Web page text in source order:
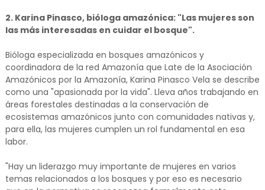
2. Karina Pinasco, bióloga amazónica: "Las mujeres son
las más interesadas en cuidar el bosque".
Bióloga especializada en bosques amazónicos y
coordinadora de la red Amazonía que Late de la Asociación
Amazónicos por la Amazonía, Karina Pinasco Vela se describe
como una "apasionada por la vida". Lleva años trabajando en
áreas forestales destinadas a la conservación de
ecosistemas amazónicos junto con comunidades nativas y,
para ella, las mujeres cumplen un rol fundamental en esa
labor.
"Hay un liderazgo muy importante de mujeres en varios
temas relacionados a los bosques y por eso es necesario